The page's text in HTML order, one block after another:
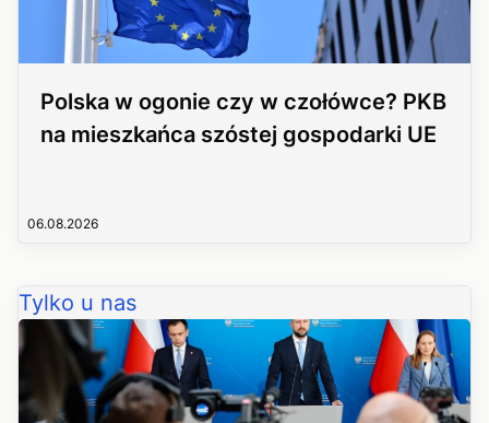
Polska w ogonie czy w czołówce? PKB
na mieszkańca szóstej gospodarki UE
06.08.2026
Tylko u nas